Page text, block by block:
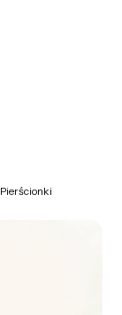
Pierścionki